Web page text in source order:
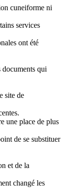
cuneiforme ni
services
ont été
documents qui
site de
une place de plus
de se substituer
et de la
changé les